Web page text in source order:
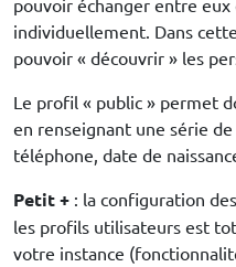
pouvoir échanger entre
individuellement. Dans
pouvoir « découvrir » les
Le profil « public » permet
en renseignant une série
téléphone, date de
Petit + : la configuration
les profils utilisateurs est
votre instance